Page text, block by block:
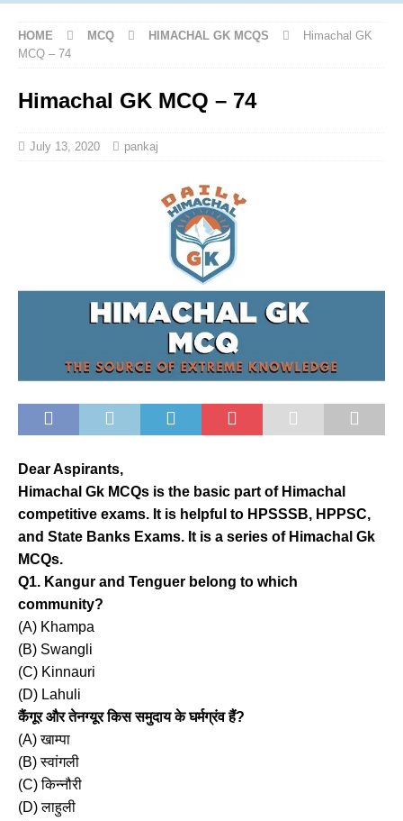
HOME MCQ HIMACHAL GK MCQS
Himachal GK
MCQ – 74
Himachal GK MCQ – 74
July 13, 2020 pankaj
Dear Aspirants,
Himachal Gk MCQs is the basic part of Himachal
competitive exams. It is helpful to HPSSSB, HPPSC,
and State Banks Exams. It is a series of Himachal Gk
MCQs.
Q1. Kangur and Tenguer belong to which
community?
(A) Khampa
(B) Swangli
(C) Kinnauri
(D) Lahuli
कैंगूर और तेनग्यूर किस समुदाय के घर्मग्रंव हैं?
(A) खाम्पा
(B) स्वांगली
(C) किन्नौरी
(D) लाहुली